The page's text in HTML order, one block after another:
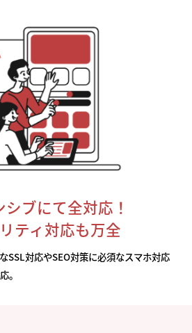
シブにて全対応！
ティ対応も万全
SSL対応やSEO対策に必須なスマホ対応
。